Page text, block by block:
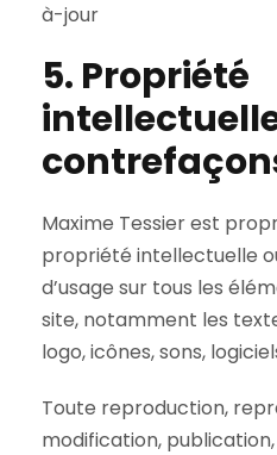
à-jour
5. Propriété
Maxime Tessier est
propriété intellectuelle
d’usage sur tous les
site, notamment les
logo, icônes, sons,
Toute reproduction,
modification,